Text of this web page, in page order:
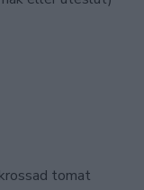
tomat